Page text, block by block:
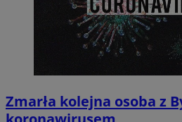
Zmarła kolejna osoba z